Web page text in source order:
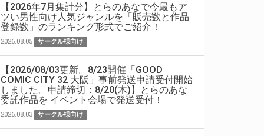
【2026年7月集計分】とらのあなで今最もア
ツい男性向け人気ジャンルを「販売数と作品
登録数」のランキング形式でご紹介！
2026.08.05 サークル様向け
【2026/08/03更新。8/23開催「GOOD
COMIC CITY 32 大阪」事前発送申請受付開始
しました。申請締切：8/20(木)】とらのあな
委託作品を イベント会場で発送受付！
2026.08.03 サークル様向け